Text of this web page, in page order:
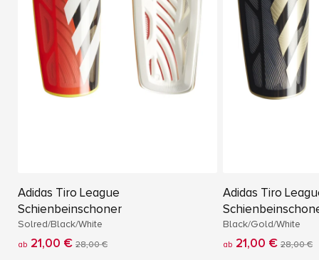
Adidas Tiro League
Schienbeinschoner
Solred/Black/White
ab 21,00 € 28,00 €
Adidas Tiro
Black/Gold/White
ab 21,00 € 28,00 €